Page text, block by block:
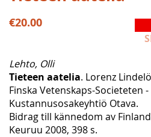
to
the
beginning
the
images
gallery
€20.00
Lehto, Olli
Tieteen aatelia. Lorenz
Finska Vetenskaps-Societeten
Kustannusosakeyhtiö Otava.
Bidrag till kännedom av
Keuruu 2008, 398 s.